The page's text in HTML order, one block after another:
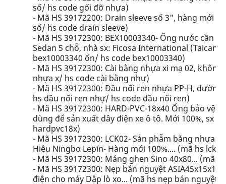
số/ hs code gối đỡ nhựa)
- Mã HS 39172200: Drain sleeve số 3", hàng mới
số/ hs code drain sleeve)
- Mã HS 39172300: BEX10003340- Ống nước cần
Sedan 5 chỗ, nhà sx: Ficosa International
bex10003340 ốn/ hs code bex10003340)
- Mã HS 39172300: Cài bằng nhựa xi mạ 02,
nhựa x/ hs code cài bằng nhự)
- Mã HS 39172300: Đầu nối ren nhựa PP-H,
hs đầu nối ren nhự/ hs code đầu nối ren)
- Mã HS 39172300: HARD-PVC-18x40 Ống bảo vệ
dùng để sản xuất dây điện xe ô tô. Mới 100%, sx
hardpvc18x)
- Mã HS 39172300: LCK02- Sản phẫm bằng nhựa
Hiệu Ningbo Lepin- Hàng mới 100%.... (mã hs
- Mã HS 39172300: Máng ghen Sino 40x80... (mã
- Mã HS 39172300: Nẹp bán nguyệt
điện cho máy Dập lò xo... (mã hs nẹp bán nguyệt/